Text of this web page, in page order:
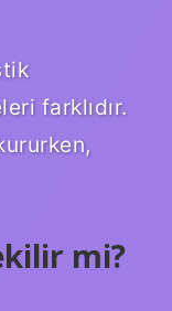
farklıdır.
mi?